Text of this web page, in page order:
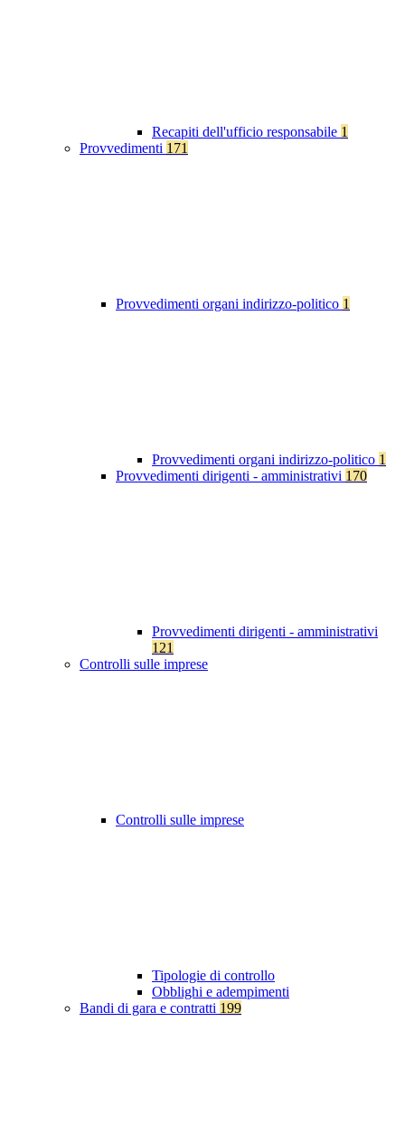
Recapiti dell'ufficio responsabile 1
Provvedimenti 171
Provvedimenti organi indirizzo-politico 1
Provvedimenti organi indirizzo-politico 1
Provvedimenti dirigenti - amministrativi 170
Provvedimenti dirigenti - amministrativi
121
Controlli sulle imprese
Controlli sulle imprese
Tipologie di controllo
Obblighi e adempimenti
Bandi di gara e contratti 199